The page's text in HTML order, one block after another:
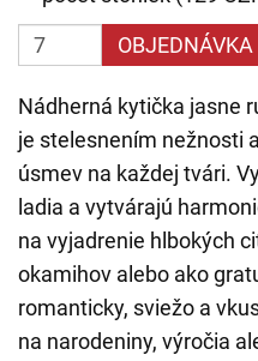
OBJEDNÁVKA
Nádherná kytička jasne
je stelesnením nežnosti
úsmev na každej tvári.
ladia a vytvárajú
na vyjadrenie hlbokých
okamihov alebo ako
romanticky, sviežo a
na narodeniny, výročia